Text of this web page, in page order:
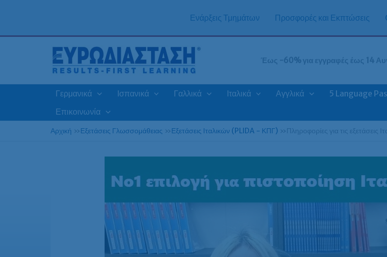
Ενάρξεις Τμημάτων Προσφορές και Εκπτώσεις
Έως -60% για εγγραφές έως 14
Γερμανικά Ισπανικά Γαλλικά Ιταλικά Αγγλικά 5 Language
Επικοινωνία
Αρχική »Εξετάσεις Γλωσσομάθειας »Εξετάσεις Ιταλικών (PLIDA - ΚΠΓ) » Πληροφορίες για τις